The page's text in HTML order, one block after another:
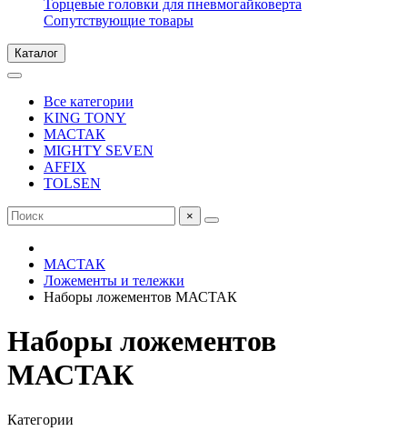
Торцевые головки для пневмогайковерта
Сопутствующие товары
Каталог
Все категории
KING TONY
МАСТАК
MIGHTY SEVEN
AFFIX
TOLSEN
×
МАСТАК
Ложементы и тележки
Наборы ложементов МАСТАК
Наборы ложементов
МАСТАК
Категории